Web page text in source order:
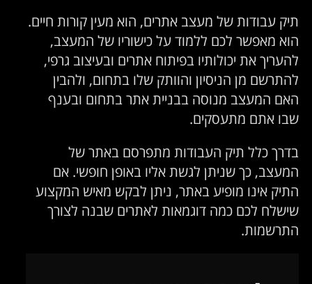
תיק עבודות של מעצב אתרים, הוא מעין קורות חיים.
הוא מאפשר לכם ללמוד על כישוריו של המעצב,
להעריך את יכולותיו בפיתוח אתרים ובעיצוב גרפי,
להתרשם מן הניסיון והוותק שלו בתחום, ולהבין
האם המעצב מנוסה בבניית אתר בתחום ובענף
שבו אתם מתעסקים.
בדרך כלל תיק העבודות מתפרסם באתר של
המעצב, כך שניתן לגשת אליו באופן חופשי. אם
התיק אינו מופיע באתר, ניתן לבקש מאיש המקצוע
שישלח לכם כמה דוגמאות לאתרים שבנה לצורך
התרשמות.